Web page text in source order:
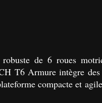
de 6 roues
T6 Armure intègre des
compacte et